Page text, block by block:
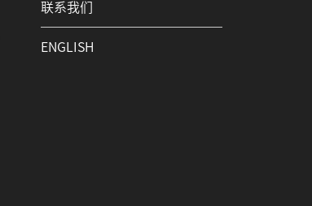
联系我们
ENGLISH